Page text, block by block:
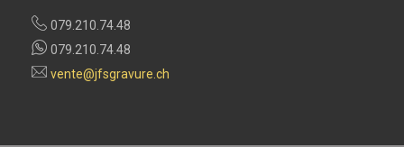
079.210.74.48
079.210.74.48
vente@jfsgravure.ch